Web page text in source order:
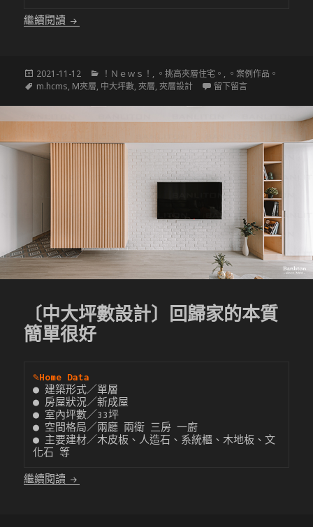
繼續閱讀 〔挑高夾層設計〕雙動線SOHO挑高宅
發
佈
2021-11-12
分
類
！Ｎｅｗｓ！ , 。挑高夾層住宅。 , 。案例作品。
標
m.hcms, M夾層, 中大坪數,夾層,夾層設計 留下留言在 〔挑高夾層設
〔中大坪數設計〕回歸家的本質
簡單很好
✎Home Data
● 建築形式／單層
● 房屋狀況／新成屋
● 室內坪數／33坪
● 空間格局／兩廳 兩衛 三房 一廚
● 主要建材／木皮板、人造石、系統櫃、木地板、文
化石 等
繼續閱讀 〔中大坪數設計〕回歸家的本質 簡單很好